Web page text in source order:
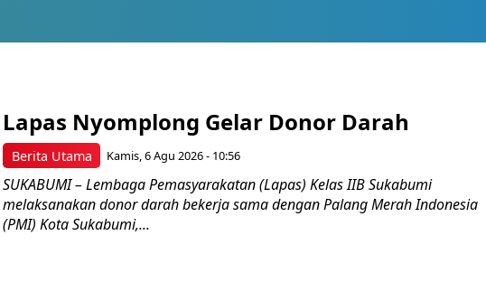
Berita Utama
Lapas Nyomplong Gelar Donor Darah
Kamis, 6 Agu 2026 - 10:56
SUKABUMI – Lembaga Pemasyarakatan (Lapas) Kelas IIB Sukabumi
melaksanakan donor darah bekerja sama dengan Palang Merah Indonesia
(PMI) Kota Sukabumi,...